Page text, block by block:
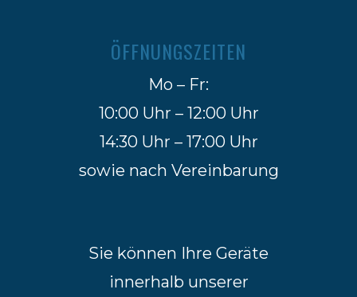
ÖFFNUNGSZEITEN
Mo – Fr:
10:00 Uhr – 12:00 Uhr
14:30 Uhr – 17:00 Uhr
sowie nach Vereinbarung
Sie können Ihre Geräte
innerhalb unserer